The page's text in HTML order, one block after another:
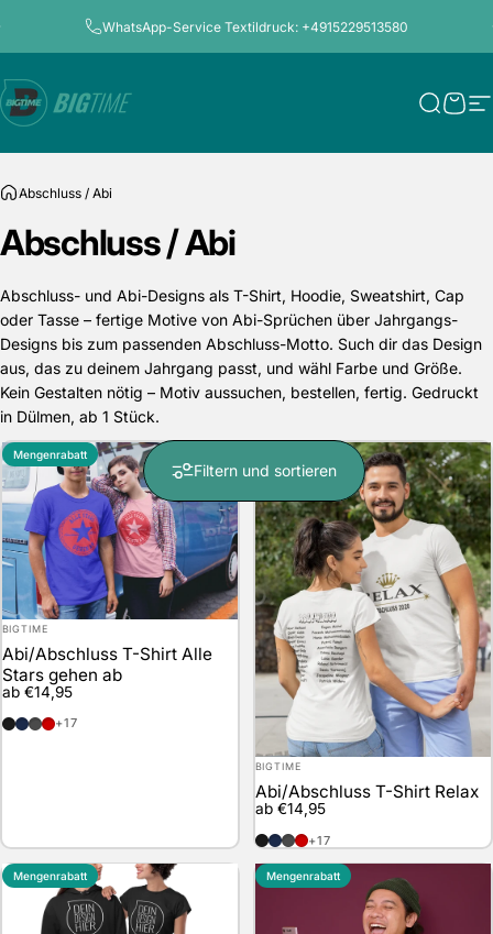
WhatsApp-Service Textildruck: +4915229513580
Bigtime.de Suche
Abschluss / Abi
Abschluss/Abi
Abschluss- und Abi-Designs als T-Shirt, Hoodie, Sweatshirt, Cap
oder Tasse – fertige Motive von Abi-Sprüchen über Jahrgangs-
Designs bis zum passenden Abschluss-Motto. Such dir das Design
aus, das zu deinem Jahrgang passt, und wähl Farbe und Größe.
Kein Gestalten nötig – Motiv aussuchen, bestellen, fertig. Gedruckt
in Dülmen, ab 1 Stück.
Filtern und sortieren
Mengenrabatt
Anbieter:
BIGTIME
Abi/Abschluss T-Shirt Alle
Stars gehen ab
ab €14,95
schwarz
marineblau
anthrazit
rot+17
Anbieter:
BIGTIME
Abi/Abschluss T-Shirt Relax
ab €14,95
schwarz
marineblau
anthrazit
rot+17
Mengenrabatt Mengenrabatt